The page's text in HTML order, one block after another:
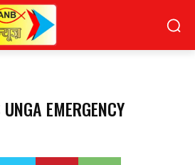
EMERGENCY